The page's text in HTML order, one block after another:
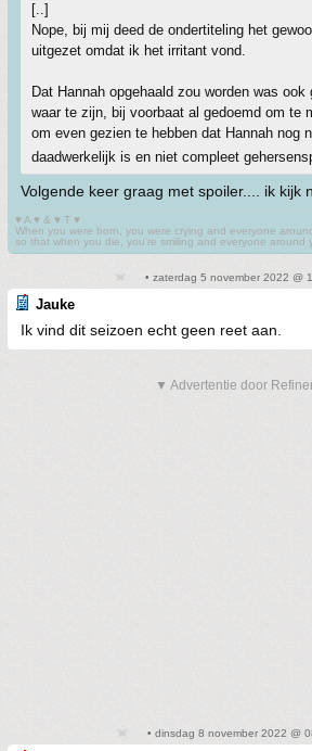
[..]
Nope, bij mij deed de ondertiteling het
uitgezet omdat ik het irritant vond.
Dat Hannah opgehaald zou worden was ook
waar te zijn, bij voorbaat al gedoemd om te
om even gezien te hebben dat Hannah nog
daadwerkelijk is en niet compleet
Volgende keer graag met spoiler.... ik kijk
♥ A ♥ & ♥ T ♥
When you were born, you were crying and everyone
so that when you die, you're smiling and everyone around
• zaterdag 5 november 2022 @
Jauke
Ik vind dit seizoen echt geen reet aan.
▼ Advertentie door
• dinsdag 8 november 2022 @